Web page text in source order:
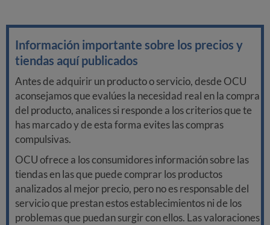
Información importante sobre los precios y
tiendas aquí publicados
Antes de adquirir un producto o servicio, desde OCU
aconsejamos que evalúes la necesidad real en la compra
del producto, analices si responde a los criterios que te
has marcado y de esta forma evites las compras
compulsivas.
OCU ofrece a los consumidores información sobre las
tiendas en las que puede comprar los productos
analizados al mejor precio, pero no es responsable del
servicio que prestan estos establecimientos ni de los
problemas que puedan surgir con ellos. Las valoraciones